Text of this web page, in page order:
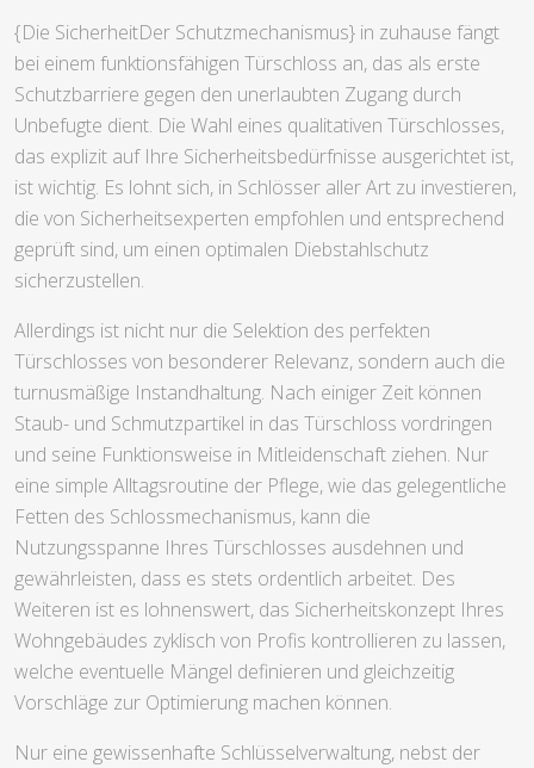
{Die SicherheitDer Schutzmechanismus} in zuhause fängt
bei einem funktionsfähigen Türschloss an, das als erste
Schutzbarriere gegen den unerlaubten Zugang durch
Unbefugte dient. Die Wahl eines qualitativen Türschlosses,
das explizit auf Ihre Sicherheitsbedürfnisse ausgerichtet ist,
ist wichtig. Es lohnt sich, in Schlösser aller Art zu investieren,
die von Sicherheitsexperten empfohlen und entsprechend
geprüft sind, um einen optimalen Diebstahlschutz
sicherzustellen.
Allerdings ist nicht nur die Selektion des perfekten
Türschlosses von besonderer Relevanz, sondern auch die
turnusmäßige Instandhaltung. Nach einiger Zeit können
Staub- und Schmutzpartikel in das Türschloss vordringen
und seine Funktionsweise in Mitleidenschaft ziehen. Nur
eine simple Alltagsroutine der Pflege, wie das gelegentliche
Fetten des Schlossmechanismus, kann die
Nutzungsspanne Ihres Türschlosses ausdehnen und
gewährleisten, dass es stets ordentlich arbeitet. Des
Weiteren ist es lohnenswert, das Sicherheitskonzept Ihres
Wohngebäudes zyklisch von Profis kontrollieren zu lassen,
welche eventuelle Mängel definieren und gleichzeitig
Vorschläge zur Optimierung machen können.
Nur eine gewissenhafte Schlüsselverwaltung, nebst der